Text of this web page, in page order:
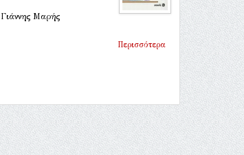
Γιάννης Μαρής
Περισσότερα